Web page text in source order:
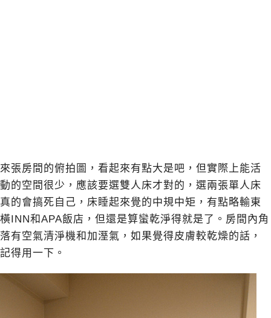
來張房間的俯拍圖，看起來有點大是吧，但實際上能活
動的空間很少，應該要選雙人床才對的，選兩張單人床
真的會搞死自己，床睡起來覺的中規中矩，有點略輸東
橫INN和APA飯店，但還是算蠻乾淨得就是了。房間內角
落有空氣清淨機和加溼氣，如果覺得皮膚較乾燥的話，
記得用一下。